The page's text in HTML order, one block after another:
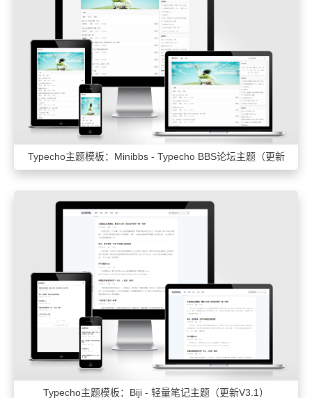
Typecho主题模板：Minibbs - Typecho BBS论坛主题（更新
Typecho主题模板：Biji - 轻量笔记主题（更新V3.1）